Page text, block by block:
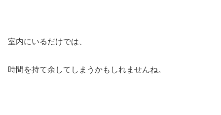
室内にいるだけでは、
時間を持て余してしまうかもしれませんね。